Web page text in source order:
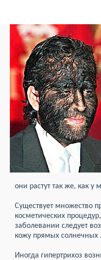
они растут так же, как у
Существует множество
косметических
заболевании следует
кожу прямых солнечных
Иногда гипертрихоз